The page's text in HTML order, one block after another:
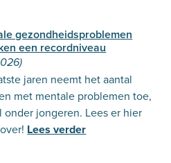
gezondheidsproblemen
een recordniveau
jaren neemt het aantal
met mentale problemen toe,
onder jongeren. Lees er hier
Lees verder